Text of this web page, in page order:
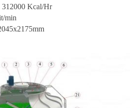
312000 Kcal/Hr
min